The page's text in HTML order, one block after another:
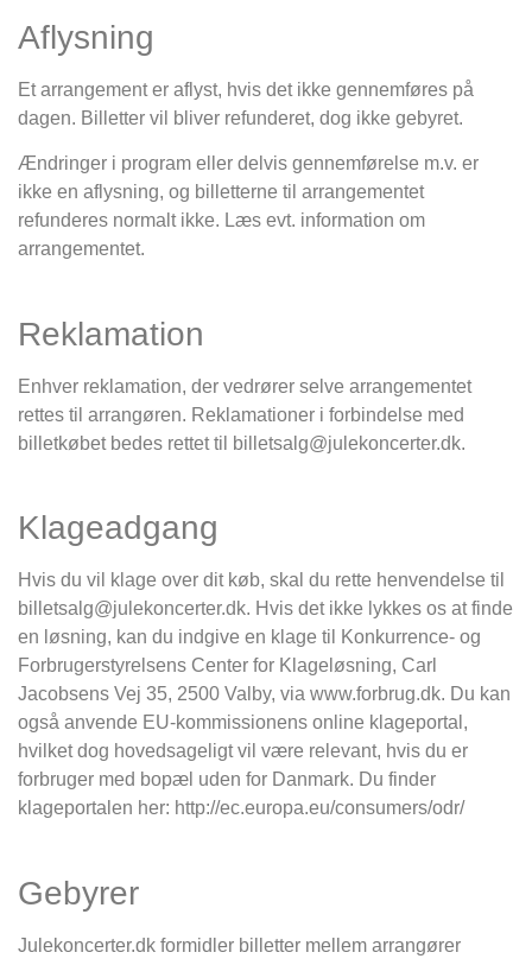
Aflysning
Et arrangement er aflyst, hvis det ikke gennemføres på
dagen. Billetter vil bliver refunderet, dog ikke gebyret.
Ændringer i program eller delvis gennemførelse m.v. er
ikke en aflysning, og billetterne til arrangementet
refunderes normalt ikke. Læs evt. information om
arrangementet.
Reklamation
Enhver reklamation, der vedrører selve arrangementet
rettes til arrangøren. Reklamationer i forbindelse med
billetkøbet bedes rettet til billetsalg@julekoncerter.dk.
Klageadgang
Hvis du vil klage over dit køb, skal du rette henvendelse til
billetsalg@julekoncerter.dk. Hvis det ikke lykkes os at finde
en løsning, kan du indgive en klage til Konkurrence- og
Forbrugerstyrelsens Center for Klageløsning, Carl
Jacobsens Vej 35, 2500 Valby, via www.forbrug.dk. Du kan
også anvende EU-kommissionens online klageportal,
hvilket dog hovedsageligt vil være relevant, hvis du er
forbruger med bopæl uden for Danmark. Du finder
klageportalen her: http://ec.europa.eu/consumers/odr/
Gebyrer
Julekoncerter.dk formidler billetter mellem arrangører